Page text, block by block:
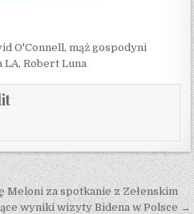
O'Connell, mąż gospodyni
LA,Robert Luna
za spotkanie z Zełenskim
wyniki wizyty Bidena w Polsce →